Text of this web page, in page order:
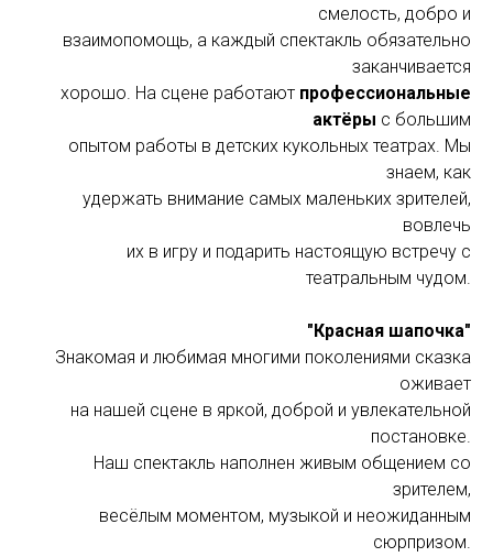
смелость, добро и
взаимопомощь, а каждый спектакль обязательно
заканчивается
хорошо. На сцене работают профессиональные
актёры с большим
опытом работы в детских кукольных театрах. Мы
знаем, как
удержать внимание самых маленьких зрителей,
вовлечь
их в игру и подарить настоящую встречу с
театральным чудом.
"Красная шапочка"
Знакомая и любимая многими поколениями сказка
оживает
на нашей сцене в яркой, доброй и увлекательной
постановке.
Наш спектакль наполнен живым общением со
зрителем,
весёлым моментом, музыкой и неожиданным
сюрпризом.